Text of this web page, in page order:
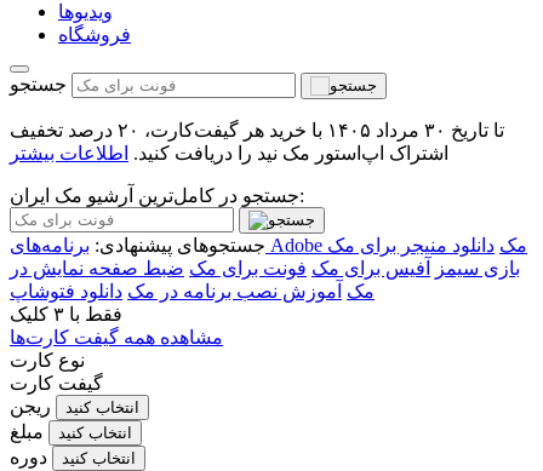
ویدیو‌ها
فروشگاه
جستجو
تا تاریخ ۳۰ مرداد ۱۴۰۵ با خرید هر گیفت‌کارت، ۲۰ درصد تخفیف
اشتراک اپ‌استور مک نید را دریافت کنید. اطلاعات بیشتر
جستجو در کامل‌ترین آرشیو مک ایران:
جستجوهای پیشنهادی: برنامه‌های Adobe مک دانلود منیجر برای مک
بازی سیمز
آفیس برای مک فونت برای مک ضبط صفحه نمایش در
مک آموزش نصب برنامه در مک دانلود فتوشاپ
فقط با ۳ کلیک
مشاهده همه گیفت کارت‌ها
نوع کارت
گیفت کارت
ریجن
انتخاب کنید
مبلغ انتخاب کنید
دوره انتخاب کنید